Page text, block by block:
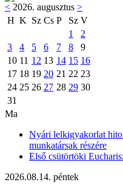
< 2026. augusztus >
H K Sz Cs P Sz V
1
2
3
4 5 6 7 8
9
10 11 12 13 14 15 16
17 18 19 20 21 22 23
24 25 26 27 28 29 30
31
Ma
Nyári lelkigyakorlat
munkatársak részére
Első csütörtöki
2026.08.14. péntek